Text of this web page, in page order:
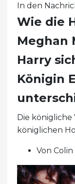
In den
Wie die
Meghan
Harry
Königin
Die
königlichen
Von